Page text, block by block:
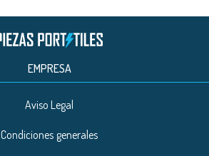
EMPRESA
Aviso Legal
Condiciones generales